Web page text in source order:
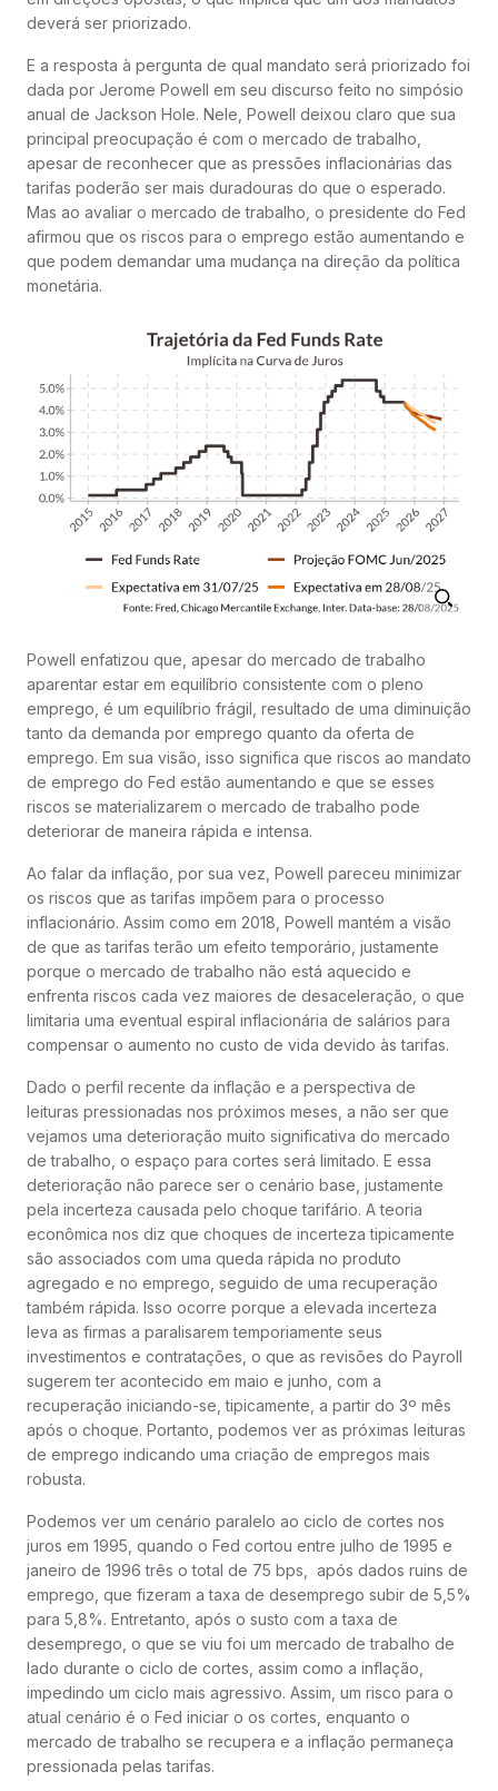
deverá ser priorizado.
E a resposta à pergunta de qual mandato será priorizado foi
dada por Jerome Powell em seu discurso feito no simpósio
anual de Jackson Hole. Nele, Powell deixou claro que sua
principal preocupação é com o mercado de trabalho,
apesar de reconhecer que as pressões inflacionárias das
tarifas poderão ser mais duradouras do que o esperado.
Mas ao avaliar o mercado de trabalho, o presidente do Fed
afirmou que os riscos para o emprego estão aumentando e
que podem demandar uma mudança na direção da política
monetária.
Powell enfatizou que, apesar do mercado de trabalho
aparentar estar em equilíbrio consistente com o pleno
emprego, é um equilíbrio frágil, resultado de uma diminuição
tanto da demanda por emprego quanto da oferta de
emprego. Em sua visão, isso significa que riscos ao mandato
de emprego do Fed estão aumentando e que se esses
riscos se materializarem o mercado de trabalho pode
deteriorar de maneira rápida e intensa.
Ao falar da inflação, por sua vez, Powell pareceu minimizar
os riscos que as tarifas impõem para o processo
inflacionário. Assim como em 2018, Powell mantém a visão
de que as tarifas terão um efeito temporário, justamente
porque o mercado de trabalho não está aquecido e
enfrenta riscos cada vez maiores de desaceleração, o que
limitaria uma eventual espiral inflacionária de salários para
compensar o aumento no custo de vida devido às tarifas.
Dado o perfil recente da inflação e a perspectiva de
leituras pressionadas nos próximos meses, a não ser que
vejamos uma deterioração muito significativa do mercado
de trabalho, o espaço para cortes será limitado. E essa
deterioração não parece ser o cenário base, justamente
pela incerteza causada pelo choque tarifário. A teoria
econômica nos diz que choques de incerteza tipicamente
são associados com uma queda rápida no produto
agregado e no emprego, seguido de uma recuperação
também rápida. Isso ocorre porque a elevada incerteza
leva as firmas a paralisarem temporiamente seus
investimentos e contratações, o que as revisões do Payroll
sugerem ter acontecido em maio e junho, com a
recuperação iniciando-se, tipicamente, a partir do 3º mês
após o choque. Portanto, podemos ver as próximas leituras
de emprego indicando uma criação de empregos mais
robusta.
Podemos ver um cenário paralelo ao ciclo de cortes nos
juros em 1995, quando o Fed cortou entre julho de 1995 e
janeiro de 1996 três o total de 75 bps, após dados ruins de
emprego, que fizeram a taxa de desemprego subir de 5,5%
para 5,8%. Entretanto, após o susto com a taxa de
desemprego, o que se viu foi um mercado de trabalho de
lado durante o ciclo de cortes, assim como a inflação,
impedindo um ciclo mais agressivo. Assim, um risco para o
atual cenário é o Fed iniciar o os cortes, enquanto o
mercado de trabalho se recupera e a inflação permaneça
pressionada pelas tarifas.